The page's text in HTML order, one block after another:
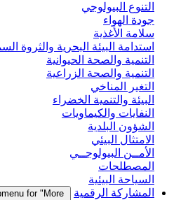
التنوع البيولوجي
جودة الهواء
سلامة الأغذية
استدامة البيئة البحرية والثروة
التنمية والصحة الحيوانية
التنمية والصحة الزراعية
التغير المناخي
البيئة والتنمية الخضراء
النفايات والكيماويات
الشؤون البلدية
الامتثال البيئي
الأمــن البيولوجــي
المصطلحات
السياحة البيئية
المشاركة الرقمية
for "More"